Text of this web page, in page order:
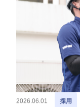
2026.06.01 採用